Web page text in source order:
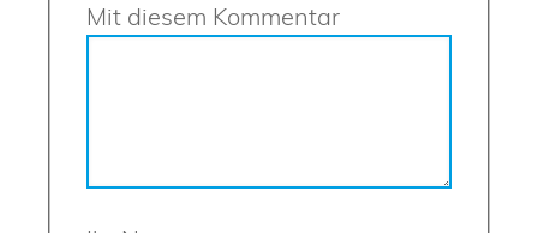
Mit diesem Kommentar